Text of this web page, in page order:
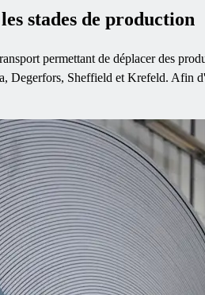
stades de production
permettant de déplacer des
Degerfors, Sheffield et Krefeld.